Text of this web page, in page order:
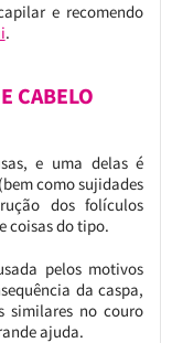
e recomendo
.
CABELO
e uma delas é
como sujidades
dos folículos
coisas do tipo.
pelos motivos
da caspa,
similares no couro
ajuda.